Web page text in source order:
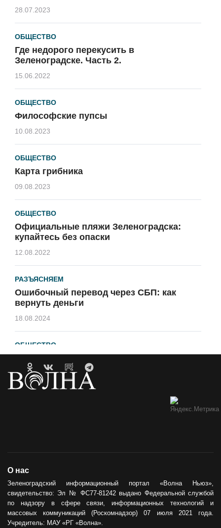
28.07.2023
ОБЩЕСТВО
Где недорого перекусить в
Зеленоградске. Часть 2.
15.06.2022
ОБЩЕСТВО
Философские пупсы
10.08.2023
ОБЩЕСТВО
Карта грибника
09.08.2023
ОБЩЕСТВО
Официальные пляжи Зеленоградска:
купайтесь без опаски
12.08.2022
РАЗЪЯСНЯЕМ
Ошибочный перевод через СБП: как
вернуть деньги
18.08.2024
ОБЩЕСТВО
21.04.2023
Сила тыла
30.05.2024
О нас
Зеленоградский информационный портал «Волна Ньюз»,
свидетельство: Эл № ФС77-81242 выдано Федеральной службой
по надзору в сфере связи, информационных технологий и
массовых коммуникаций (Роскомнадзор) 07 июля 2021 года.
Учредитель: МАУ «РГ «Волна».